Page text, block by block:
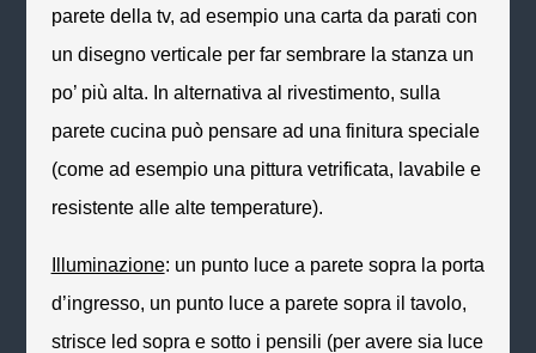
parete della tv, ad esempio una carta da parati con
un disegno verticale per far sembrare la stanza un
po’ più alta. In alternativa al rivestimento, sulla
parete cucina può pensare ad una finitura speciale
(come ad esempio una pittura vetrificata, lavabile e
resistente alle alte temperature).
Illuminazione: un punto luce a parete sopra la porta
d’ingresso, un punto luce a parete sopra il tavolo,
strisce led sopra e sotto i pensili (per avere sia luce